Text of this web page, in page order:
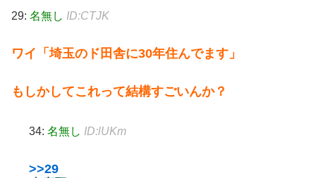
29: 名無し ID:CTJK
ワイ「埼玉のド田舎に30年住んでます」
もしかしてこれって結構すごいんか？
34: 名無し ID:lUKm
>>29